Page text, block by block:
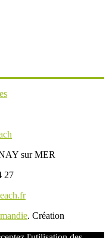
sur MER
27
. Création